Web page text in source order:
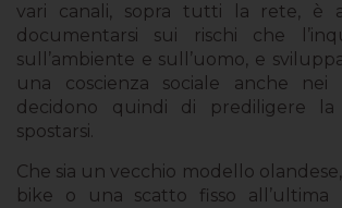
vari canali, sopra tutti la rete, è
documentarsi sui rischi che
sull’ambiente e sull’uomo, e
una coscienza sociale anche
decidono quindi di prediligere
spostarsi.
Che sia un vecchio modello
bike o una scatto fisso all’ultima